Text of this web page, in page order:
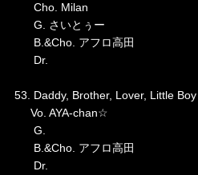
Cho. Milan
G. さいとぅー
B.&Cho. アフロ高田
Dr.
53. Daddy, Brother, Lover, Little
Vo. AYA-chan☆
G.
B.&Cho. アフロ高田
Dr.